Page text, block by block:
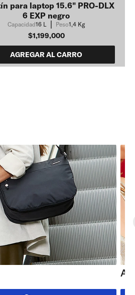
para laptop 15.6" PRO-DLX
6 EXP negro
Capacidad16 L Peso1,4 Kg
$1,199,000
AGREGAR AL CARRO